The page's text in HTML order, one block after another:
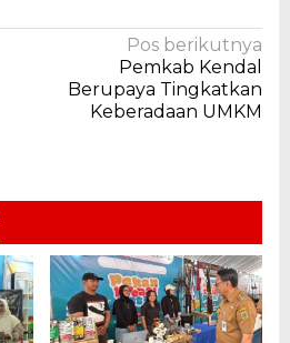
Pos berikutnya
Pemkab Kendal
Berupaya Tingkatkan
Keberadaan UMKM